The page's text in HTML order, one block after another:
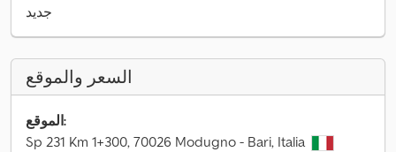
جديد
السعر والموقع
الموقع:
Sp 231 Km 1+300, 70026 Modugno - Bari, Italia